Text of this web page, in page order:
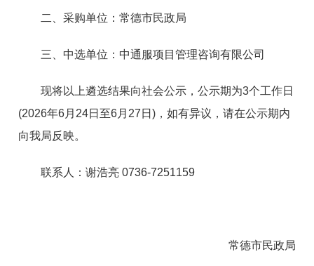
二、采购单位：常德市民政局
三、中选单位：中通服项目管理咨询有限公司
现将以上遴选结果向社会公示，公示期为3个工作日
(2026年6月24日至6月27日)，如有异议，请在公示期内
向我局反映。
联系人：谢浩亮 0736-7251159
常德市民政局